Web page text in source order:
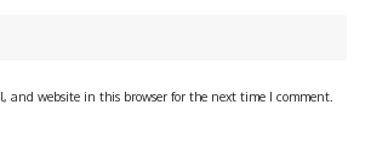
and website in this browser for the next time I comment.